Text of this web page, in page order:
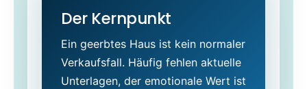
Der Kernpunkt
Ein geerbtes Haus ist kein normaler
Verkaufsfall. Häufig fehlen aktuelle
Unterlagen, der emotionale Wert ist